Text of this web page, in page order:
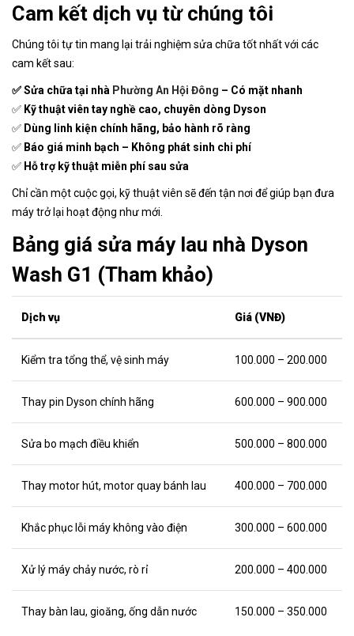
Cam kết dịch vụ từ chúng tôi
Chúng tôi tự tin mang lại trải nghiệm sửa chữa tốt nhất với các
cam kết sau:
✅ Sửa chữa tại nhà Phường An Hội Đông – Có mặt nhanh
✅ Kỹ thuật viên tay nghề cao, chuyên dòng Dyson
✅ Dùng linh kiện chính hãng, bảo hành rõ ràng
✅ Báo giá minh bạch – Không phát sinh chi phí
✅ Hỗ trợ kỹ thuật miễn phí sau sửa
Chỉ cần một cuộc gọi, kỹ thuật viên sẽ đến tận nơi để giúp bạn đưa
máy trở lại hoạt động như mới.
Bảng giá sửa máy lau nhà Dyson
Wash G1 (Tham khảo)
Dịch vụ Giá (VNĐ)
Kiểm tra tổng thể, vệ sinh máy 100.000 – 200.000
Thay pin Dyson chính hãng 600.000 – 900.000
Sửa bo mạch điều khiển 500.000 – 800.000
Thay motor hút, motor quay bánh lau 400.000 – 700.000
Khắc phục lỗi máy không vào điện 300.000 – 600.000
Xử lý máy chảy nước, rò rỉ 200.000 – 400.000
Thay bàn lau, gioăng, ống dẫn nước 150.000 – 350.000